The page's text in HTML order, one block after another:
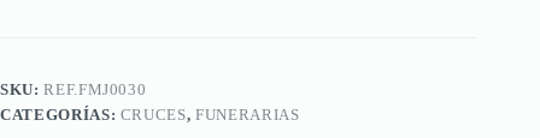
SKU:REF.FMJ0030
CATEGORÍAS: CRUCES,FUNERARIAS